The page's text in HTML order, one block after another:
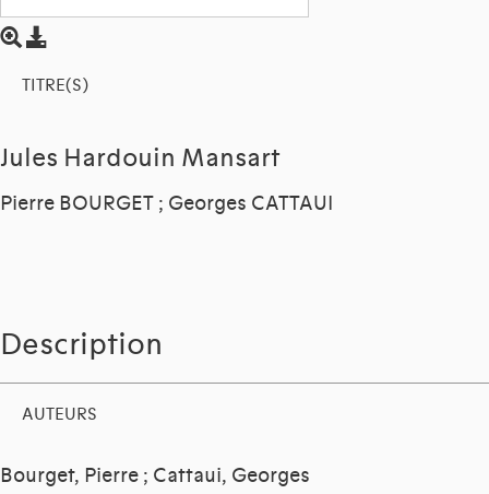
TITRE(S)
Jules Hardouin Mansart
Pierre BOURGET ; Georges CATTAUI
Description
AUTEURS
Bourget, Pierre ; Cattaui, Georges